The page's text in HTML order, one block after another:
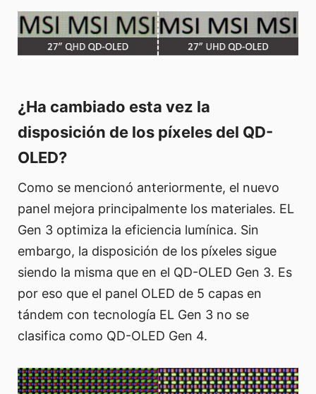
¿Ha cambiado esta vez la
disposición de los píxeles del QD-
OLED?
Como se mencionó anteriormente, el nuevo
panel mejora principalmente los materiales. EL
Gen 3 optimiza la eficiencia lumínica. Sin
embargo, la disposición de los píxeles sigue
siendo la misma que en el QD-OLED Gen 3. Es
por eso que el panel OLED de 5 capas en
tándem con tecnología EL Gen 3 no se
clasifica como QD-OLED Gen 4.